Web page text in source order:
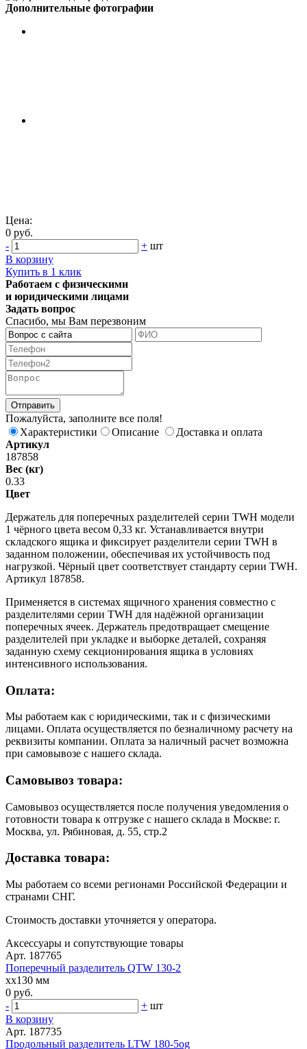
Дополнительные фотографии
Цена:
0 руб.
-
+ шт
В корзину
Купить в 1 клик
Работаем с физическими
и юридическими лицами
Задать вопрос
Спасибо, мы Вам перезвоним
Пожалуйста, заполните все поля!
Характеристики
Описание
Доставка и оплата
Артикул
187858
Вес (кг)
0.33
Цвет
Держатель для поперечных разделителей серии TWH модели
1 чёрного цвета весом 0,33 кг. Устанавливается внутри
складского ящика и фиксирует разделители серии TWH в
заданном положении, обеспечивая их устойчивость под
нагрузкой. Чёрный цвет соответствует стандарту серии TWH.
Артикул 187858.
Применяется в системах ящичного хранения совместно с
разделителями серии TWH для надёжной организации
поперечных ячеек. Держатель предотвращает смещение
разделителей при укладке и выборке деталей, сохраняя
заданную схему секционирования ящика в условиях
интенсивного использования.
Оплата:
Мы работаем как с юридическими, так и с физическими
лицами. Оплата осуществляется по безналичному расчету на
реквизиты компании. Оплата за наличный расчет возможна
при самовывозе с нашего склада.
Самовывоз товара:
Самовывоз осуществляется после получения уведомления о
готовности товара к отгрузке с нашего склада в Москве: г.
Москва, ул. Рябиновая, д. 55, стр.2
Доставка товара:
Мы работаем со всеми регионами Российской Федерации и
странами СНГ.
Стоимость доставки уточняется у оператора.
Аксессуары и сопутствующие товары
Арт. 187765
Поперечный разделитель QTW 130-2
xx130 мм
0 руб.
-
+ шт
В корзину
Арт. 187735
Продольный разделитель LTW 180-5og